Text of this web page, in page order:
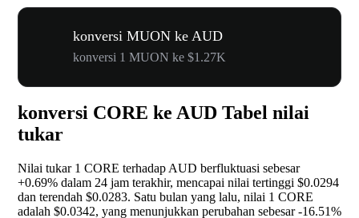
konversi MUON ke AUD
konversi 1 MUON ke $1.27K
konversi CORE ke AUD Tabel nilai
tukar
Nilai tukar 1 CORE terhadap AUD berfluktuasi sebesar
+0.69% dalam 24 jam terakhir, mencapai nilai tertinggi $0.0294
dan terendah $0.0283. Satu bulan yang lalu, nilai 1 CORE
adalah $0.0342, yang menunjukkan perubahan sebesar-16.51%